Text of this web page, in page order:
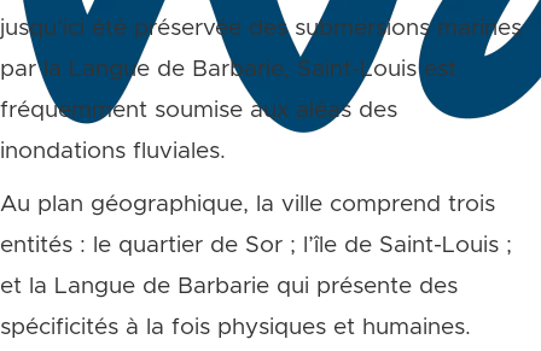
jusqu’ici été préservée des submersions marines
par la Langue de Barbarie, Saint-Louis est
fréquemment soumise aux aléas des
inondations fluviales.
Au plan géographique, la ville comprend trois
entités : le quartier de Sor ; l’île de Saint-Louis ;
et la Langue de Barbarie qui présente des
spécificités à la fois physiques et humaines.